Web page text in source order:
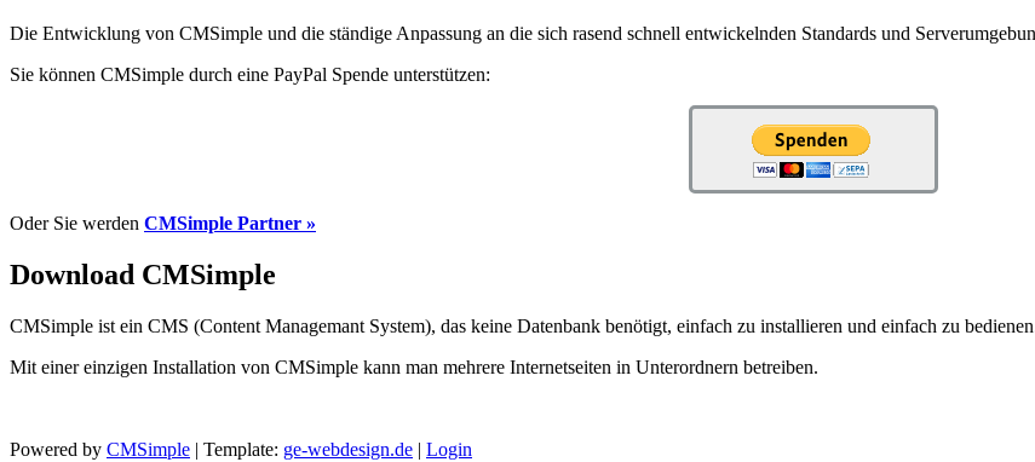
Die Entwicklung von CMSimple und die ständige Anpassung an die sich rasend schnell entwickelnden Standards und
Sie können CMSimple durch eine PayPal Spende unterstützen:
Oder Sie werden CMSimple Partner »
Download CMSimple
CMSimple ist ein CMS (Content Managemant System), das keine Datenbank benötigt, einfach zu installieren und einfach zu
Mit einer einzigen Installation von CMSimple kann man mehrere Internetseiten in Unterordnern betreiben.
Powered by CMSimple | Template: ge-webdesign.de | Login